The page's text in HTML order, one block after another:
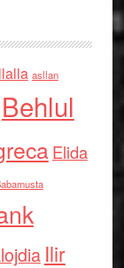
asllan
Behlul
Elida
Ilir